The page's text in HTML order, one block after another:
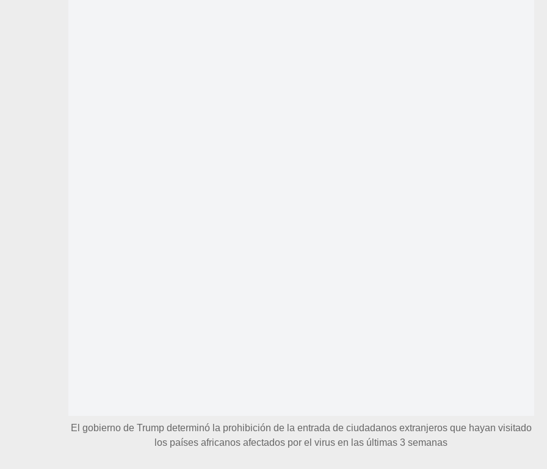
El gobierno de Trump determinó la prohibición de la entrada de ciudadanos extranjeros que hayan visitado
los países africanos afectados por el virus en las últimas 3 semanas